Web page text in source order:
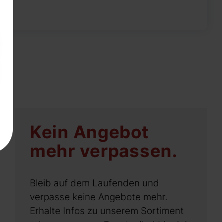
Kein Angebot
mehr verpassen.
Bleib auf dem Laufenden und
verpasse keine Angebote mehr.
Erhalte Infos zu unserem Sortiment